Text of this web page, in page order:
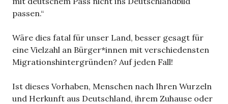
passen.“
Wäre dies fatal für unser Land, besser gesagt für
eine Vielzahl an Bürger*innen mit verschiedensten
Migrationshintergründen? Auf jeden Fall!
Ist dieses Vorhaben, Menschen nach Ihren Wurzeln
und Herkunft aus Deutschland, ihrem Zuhause oder